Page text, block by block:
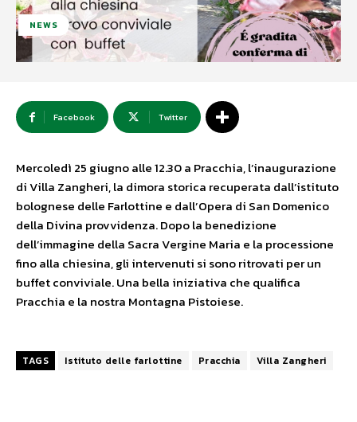
NEWS
Facebook Twitter
Mercoledì 25 giugno alle 12.30 a Pracchia, l’inaugurazione
di Villa Zangheri, la dimora storica recuperata dall’istituto
bolognese delle Farlottine e dall’Opera di San Domenico
della Divina provvidenza. Dopo la benedizione
dell’immagine della Sacra Vergine Maria e la processione
fino alla chiesina, gli intervenuti si sono ritrovati per un
buffet conviviale. Una bella iniziativa che qualifica
Pracchia e la nostra Montagna Pistoiese.
TAGS Istituto delle farlottine Pracchia Villa Zangheri